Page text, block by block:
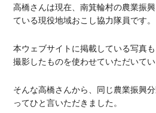
高橋さんは現在、南箕輪村の農業振
ている現役地域おこし協力隊員です。
本ウェブサイトに掲載している写真
撮影したものを使わせていただいてい
そんな高橋さんから、同じ農業振興
ってひと言いただきました。